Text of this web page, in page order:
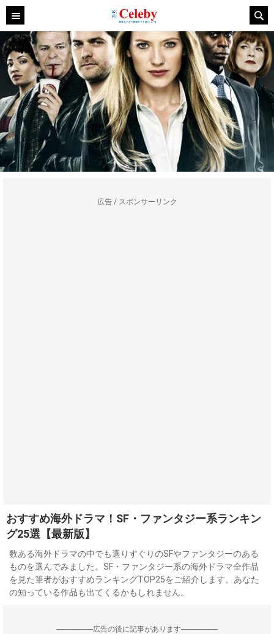
広告 / スポンサーリンク
おすすめ海外ドラマ！SF・ファンタジー系ランキン
グ25選【最新版】
数ある海外ドラマの中でも選りすぐりのSFやファンタジーのある
ものを選んでみました。SF・ファンタジー系の海外ドラマ全作品
を見た筆者がおすすめランキングTOP25をご紹介します。あなた
の知っている作品も出てくるかもしれません。
--------------------広告の後に記事があります--------------------